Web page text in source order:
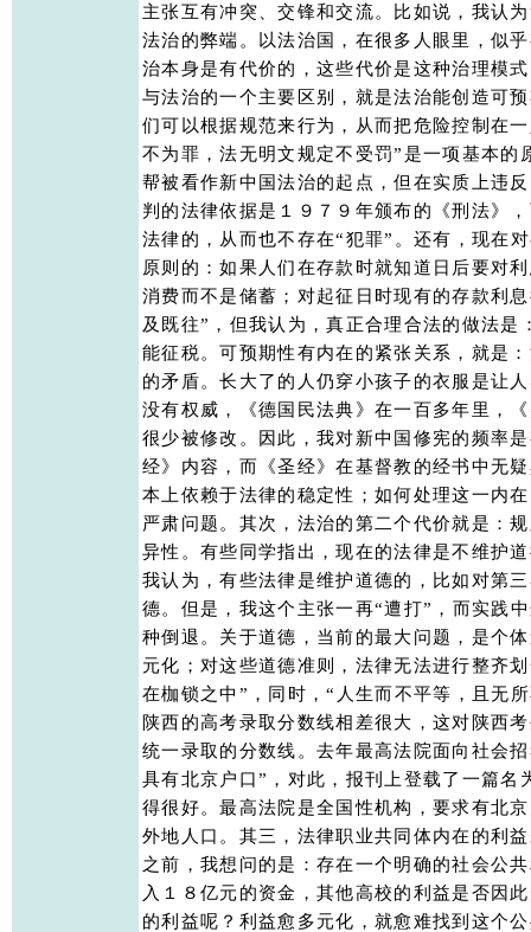
主张互有冲突、交锋和交流。比如说，我认
法治的弊端。以法治国，在很多人眼里，似
治本身是有代价的，这些代价是这种治理模
与法治的一个主要区别，就是法治能创造可
们可以根据规范来行为，从而把危险控制在
不为罪，法无明文规定不受罚”是一项基本的
帮被看作新中国法治的起点，但在实质上违
判的法律依据是１９７９年颁布的《刑法》
法律的，从而也不存在“犯罪”。还有，现在
原则的：如果人们在存款时就知道日后要对
消费而不是储蓄；对起征日时现有的存款利
及既往”，但我认为，真正合理合法的做法
能征税。可预期性有内在的紧张关系，就是
的矛盾。长大了的人仍穿小孩子的衣服是让
没有权威，《德国民法典》在一百多年里，
很少被修改。因此，我对新中国修宪的频率
经》内容，而《圣经》在基督教的经书中无
本上依赖于法律的稳定性；如何处理这一内
严肃问题。其次，法治的第二个代价就是：
异性。有些同学指出，现在的法律是不维护
我认为，有些法律是维护道德的，比如对第
德。但是，我这个主张一再“遭打”，而实践
种倒退。关于道德，当前的最大问题，是个
元化；对这些道德准则，法律无法进行整齐
在枷锁之中”，同时，“人生而不平等，且无
陕西的高考录取分数线相差很大，这对陕西
统一录取的分数线。去年最高法院面向社会
具有北京户口”，对此，报刊上登载了一篇名
得很好。最高法院是全国性机构，要求有北
外地人口。其三，法律职业共同体内在的利
之前，我想问的是：存在一个明确的社会公
入１８亿元的资金，其他高校的利益是否因
的利益呢？利益愈多元化，就愈难找到这个